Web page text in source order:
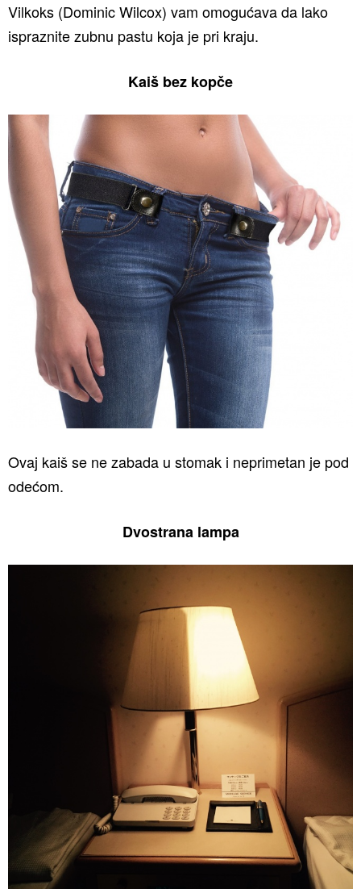
Vilkoks (Dominic Wilcox) vam omogućava da lako
ispraznite zubnu pastu koja je pri kraju.
Kaiš bez kopče
Ovaj kaiš se ne zabada u stomak i neprimetan je pod
odećom.
Dvostrana lampa